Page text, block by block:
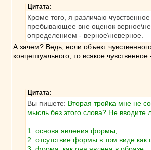
Цитата:
Кроме того, я различаю
пребывающее вне оценок
определением - верное\неверное.
А зачем? Ведь, если объект
концептуального, то всякое чувственное
Цитата:
Вы пишете: Вторая тройка мне не
мысль без этого слова? Не
1. основа явления формы;
2. отсутствие формы в том виде как